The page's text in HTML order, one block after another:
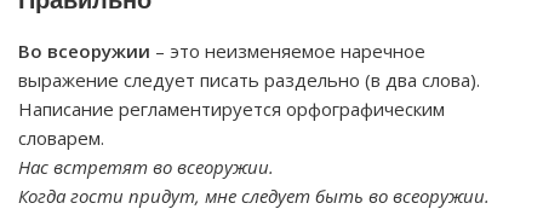
Во всеоружии – это неизменяемое наречное
выражение следует писать раздельно (в два слова).
Написание регламентируется орфографическим
словарем.
Нас встретят во всеоружии.
Когда гости придут, мне следует быть во всеоружии.